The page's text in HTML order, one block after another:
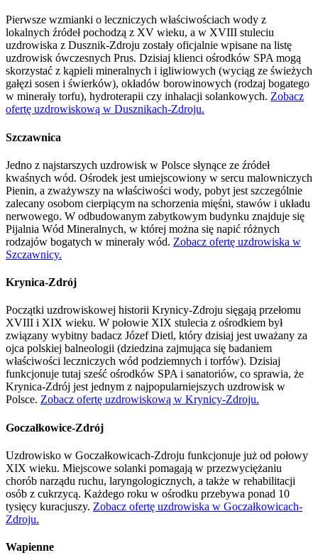
Pierwsze wzmianki o leczniczych właściwościach wody z
lokalnych źródeł pochodzą z XV wieku, a w XVIII stuleciu
uzdrowiska z Dusznik-Zdroju zostały oficjalnie wpisane na listę
uzdrowisk ówczesnych Prus. Dzisiaj klienci ośrodków SPA mogą
skorzystać z kąpieli mineralnych i igliwiowych (wyciąg ze świeżych
gałęzi sosen i świerków), okładów borowinowych (rodzaj bogatego
w minerały torfu), hydroterapii czy inhalacji solankowych. Zobacz
ofertę uzdrowiskową w Dusznikach-Zdroju.
Szczawnica
Jedno z najstarszych uzdrowisk w Polsce słynące ze źródeł
kwaśnych wód. Ośrodek jest umiejscowiony w sercu malowniczych
Pienin, a zważywszy na właściwości wody, pobyt jest szczególnie
zalecany osobom cierpiącym na schorzenia mięśni, stawów i układu
nerwowego. W odbudowanym zabytkowym budynku znajduje się
Pijalnia Wód Mineralnych, w której można się napić różnych
rodzajów bogatych w minerały wód. Zobacz ofertę uzdrowiska w
Szczawnicy.
Krynica-Zdrój
Początki uzdrowiskowej historii Krynicy-Zdroju sięgają przełomu
XVIII i XIX wieku. W połowie XIX stulecia z ośrodkiem był
związany wybitny badacz Józef Dietl, który dzisiaj jest uważany za
ojca polskiej balneologii (dziedzina zajmująca się badaniem
właściwości leczniczych wód podziemnych i torfów). Dzisiaj
funkcjonuje tutaj sześć ośrodków SPA i sanatoriów, co sprawia, że
Krynica-Zdrój jest jednym z najpopularniejszych uzdrowisk w
Polsce. Zobacz ofertę uzdrowiskową w Krynicy-Zdroju.
Goczałkowice-Zdrój
Uzdrowisko w Goczałkowicach-Zdroju funkcjonuje już od połowy
XIX wieku. Miejscowe solanki pomagają w przezwyciężaniu
chorób narządu ruchu, laryngologicznych, a także w rehabilitacji
osób z cukrzycą. Każdego roku w ośrodku przebywa ponad 10
tysięcy kuracjuszy. Zobacz ofertę uzdrowiska w Goczałkowicach-
Zdroju.
Wapienne